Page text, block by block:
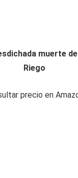
muerte
Riego
precio en